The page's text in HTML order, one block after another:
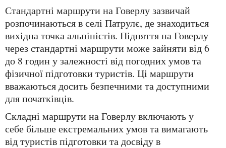
Стандартні маршрути на Говерлу зазвичай
розпочинаються в селі Патрулє, де знаходиться
вихідна точка альпіністів. Підняття на Говерлу
через стандартні маршрути може зайняти від 6
до 8 годин у залежності від погодних умов та
фізичної підготовки туристів. Ці маршрути
вважаються досить безпечними та доступними
для початківців.
Складні маршрути на Говерлу включають у
себе більше екстремальних умов та вимагають
від туристів підготовки та досвіду в